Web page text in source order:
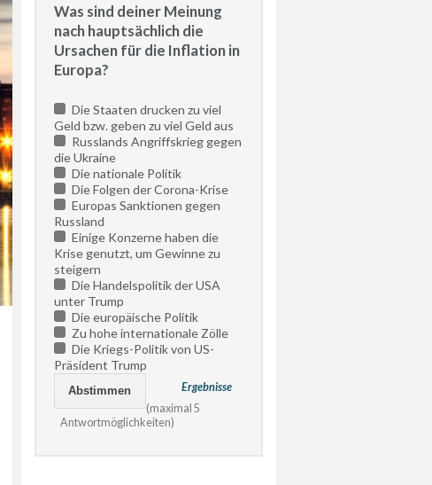
Was sind deiner Meinung
nach hauptsächlich die
Ursachen für die Inflation in
Europa?
Die Staaten drucken zu viel
Geld bzw. geben zu viel Geld aus
Russlands Angriffskrieg gegen
die Ukraine
Die nationale Politik
Die Folgen der Corona-Krise
Europas Sanktionen gegen
Russland
Einige Konzerne haben die
Krise genutzt, um Gewinne zu
steigern
Die Handelspolitik der USA
unter Trump
Die europäische Politik
Zu hohe internationale Zölle
Die Kriegs-Politik von US-
Präsident Trump
Ergebnisse
(maximal 5
Antwortmöglichkeiten)